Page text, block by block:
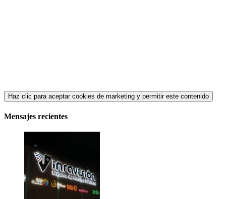
Haz clic para aceptar cookies de marketing y permitir este contenido
Mensajes recientes